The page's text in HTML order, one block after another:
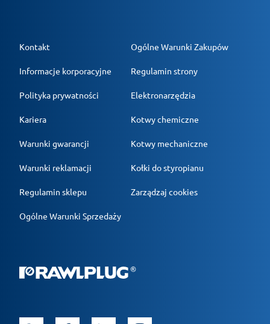
Kontakt
Informacje korporacyjne
Polityka prywatności
Kariera
Warunki gwarancji
Warunki reklamacji
Regulamin sklepu
Ogólne Warunki Sprzedaży
Ogólne Warunki Zakupów
Regulamin strony
Elektronarzędzia
Kotwy chemiczne
Kotwy mechaniczne
Kołki do styropianu
Zarządzaj cookies